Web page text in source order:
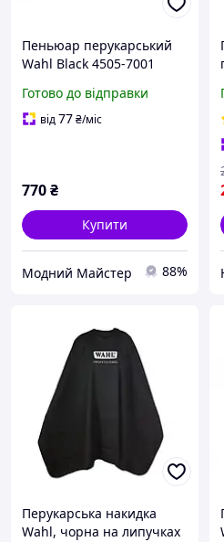
Пеньюар перукарський
Wahl Black 4505-7001
Готово до відправки
від77₴/міс
770₴
Купити
Модний Майстер 88%
Перукарська накидка
Wahl, чорна на липучках